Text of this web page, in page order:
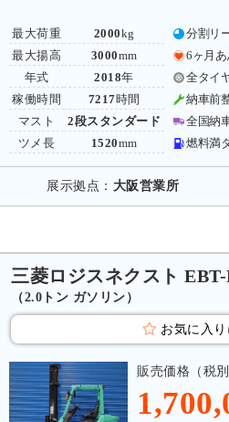
最大荷重
最大揚高
年式
稼働時間
マスト
ツメ長
2000kg
3000mm
2018年
7217時間
2段スタンダード
1520mm
分割リ
6ヶ月
全タイ
納車前
全国納
燃料満
展示拠点： 大阪営業所
三菱ロジスネクスト
（2.0トン ガソリン）
お気に入
販売価格（税別